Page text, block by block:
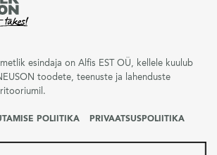
esindaja on Alfis EST OÜ, kellele kuulub
toodete, teenuste ja lahenduste
POLIITIKA PRIVAATSUSPOLIITIKA